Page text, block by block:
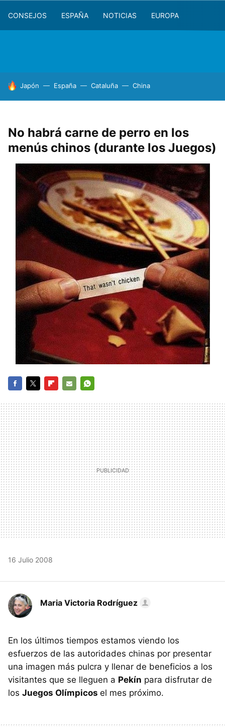
CONSEJOS ESPAÑA NOTICIAS EUROPA
HOY SE HABLA DE
Japón España Cataluña China
No habrá carne de perro en los
menús chinos (durante los Juegos)
MAIL
16 Julio 2008
Maria Victoria Rodríguez
En los últimos tiempos estamos viendo los
esfuerzos de las autoridades chinas por presentar
una imagen más pulcra y llenar de beneficios a los
visitantes que se lleguen a Pekín para disfrutar de
los Juegos Olímpicos el mes próximo.